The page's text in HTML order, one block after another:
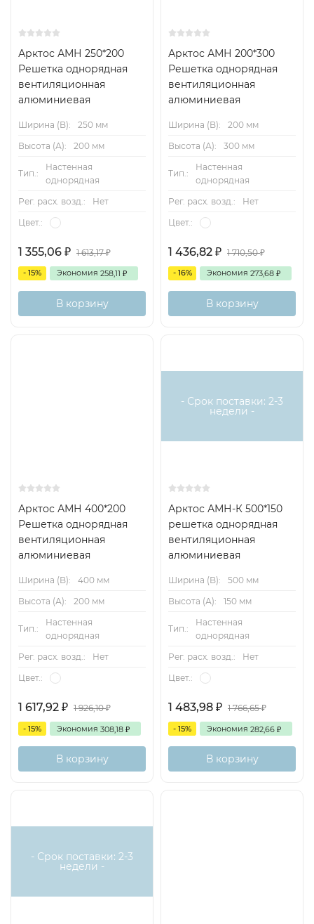
Арктос АМН 250*200
Решетка однорядная
вентиляционная
алюминиевая
Ширина (B):
250 мм
Высота (А):
200 мм
Тип.:
Настенная
однорядная
Рег. расх. возд.:
Нет
Цвет.:
1 355,06 ₽ 1 613,17₽
- 15% Экономия 258,11 ₽
В корзину
Арктос АМН 200*300
Решетка однорядная
вентиляционная
алюминиевая
Ширина (B):
200 мм
Высота (А):
300 мм
Тип.:
Настенная
однорядная
Рег. расх. возд.:
Нет
Цвет.:
1 436,82 ₽ 1 710,50₽
- 16% Экономия 273,68 ₽
В корзину
Арктос АМН 400*200
Решетка однорядная
вентиляционная
алюминиевая
Ширина (B):
400 мм
Высота (А):
200 мм
Тип.:
Настенная
однорядная
Рег. расх. возд.:
Нет
Цвет.:
1 617,92 ₽ 1 926,10₽
- 15% Экономия 308,18 ₽
В корзину
- Срок поставки: 2-3
недели -
Арктос АМН-К 500*150
решетка однорядная
вентиляционная
алюминиевая
Ширина (B):
500 мм
Высота (А):
150 мм
Тип.:
Настенная
однорядная
Рег. расх. возд.:
Нет
Цвет.:
1 483,98 ₽ 1 766,65₽
- 15% Экономия 282,66 ₽
В корзину
- Срок поставки: 2-3
недели -